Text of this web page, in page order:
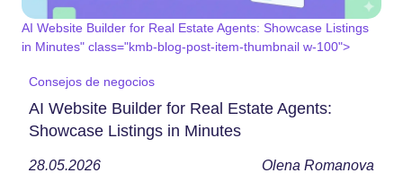
AI Website Builder for Real Estate Agents: Showcase Listings
in Minutes" class="kmb-blog-post-item-thumbnail w-100">
Consejos de negocios
AI Website Builder for Real Estate Agents:
Showcase Listings in Minutes
28.05.2026 Olena Romanova